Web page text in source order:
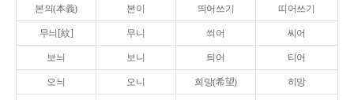
본의(本義) 본이 띄어쓰기 띠어쓰기
무늬[紋] 무니 씌어 씨어
보늬 보니 틔어 티어
오늬 오니 희망(希望) 히망